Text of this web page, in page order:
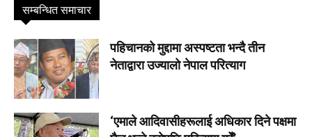
सम्बन्धित समाचार
पहिचानको मुद्दामा अस्पष्टता भन्दै तीन
नेताद्वारा उज्यालो नेपाल परित्याग
‘एमाले आदिवासीहरूलाई अधिकार दिने पक्षमा